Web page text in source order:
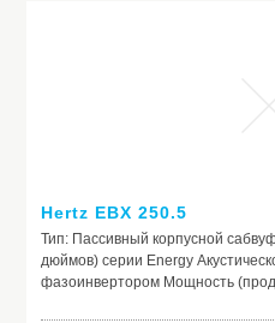
Hertz EBX 250.5
Тип: Пассивный корпусной
дюймов) серии Energy
фазоинвертором Мощность